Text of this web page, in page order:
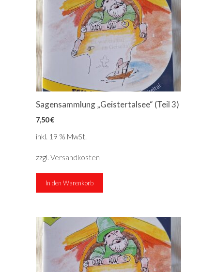
Sagensammlung „Geistertalsee“ (Teil 3)
7,50€
inkl. 19 % MwSt.
zzgl. Versandkosten
In den Warenkorb